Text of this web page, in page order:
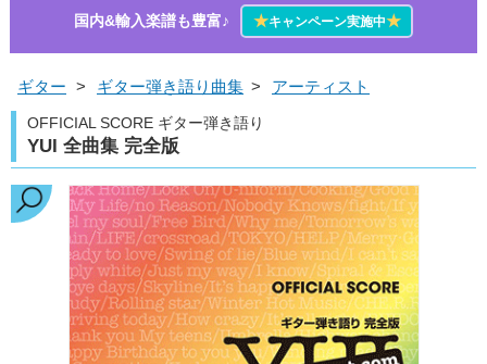
国内&輸入楽譜も豊富♪
★キャンペーン実施中★
ギター > ギター弾き語り曲集 > アーティスト
OFFICIAL SCORE ギター弾き語り
YUI 全曲集 完全版